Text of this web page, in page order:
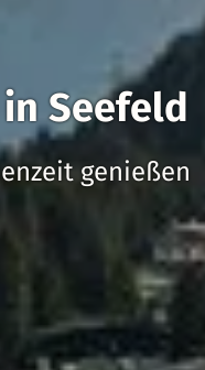
Seefeld
genießen